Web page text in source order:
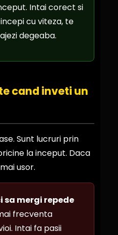
Intai corect si
cu viteza, te
degeaba.
cand inveti un
Sunt lucruri prin
la inceput. Daca
usor.
sa mergi repede
frecventa
Intai fa pasii